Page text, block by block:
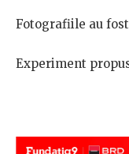
Fotografiile au
Experiment